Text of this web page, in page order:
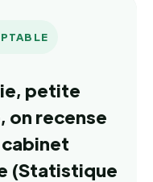
petite
on recense
cabinet
(Statistique